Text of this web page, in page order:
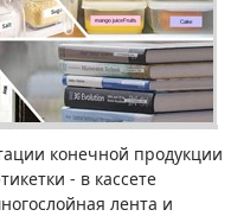
конечной продукции
- в кассете
лента и